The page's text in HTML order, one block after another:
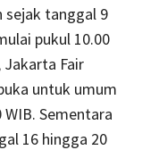
sejak tanggal 9
pukul 10.00
Jakarta Fair
untuk umum
Sementara
16 hingga 20